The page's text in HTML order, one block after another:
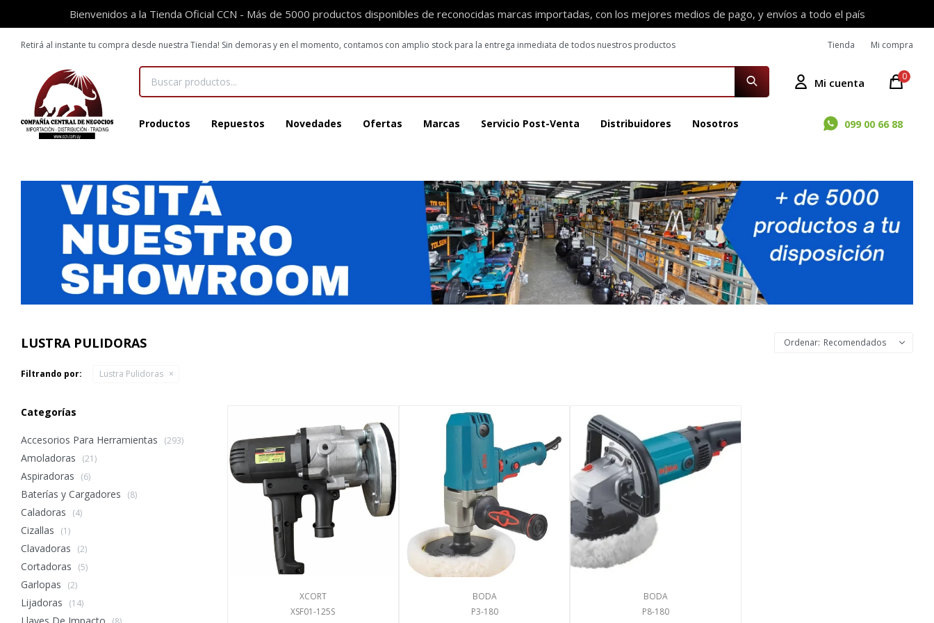
Bienvenidos a la Tienda Oficial CCN - Más de 5000 productos disponibles de reconocidas marcas importadas, con los mejores medios de pago, y envíos a todo el país
Productos Repuestos Novedades Ofertas Marcas Servicio Post-Venta Distribuidores Nosotros 099 00 66 88
0
Retirá al instante tu compra desde nuestra Tienda! Sin demoras y en el momento, contamos con amplio stock para la entrega inmediata de todos nuestros productos Tienda Mi compra
LUSTRA PULIDORAS Recomendados
Filtrando por: Lustra Pulidoras
XCORT
XSF01-125S
BODA
P3-180
BODA
P8-180
Categorías
Accesorios Para Herramientas (293)
Amoladoras (21)
Aspiradoras (6)
Baterías y Cargadores (8)
Caladoras (4)
Cizallas (1)
Clavadoras (2)
Cortadoras (5)
Garlopas (2)
Lijadoras (14)